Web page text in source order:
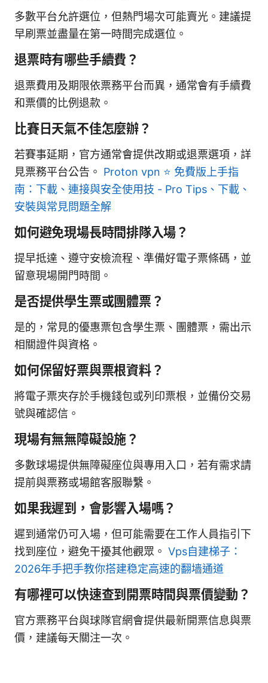
多數平台允許選位，但熱門場次可能賣光。建議提
早刷票並盡量在第一時間完成選位。
退票時有哪些手續費？
退票費用及期限依票務平台而異，通常會有手續費
和票價的比例退款。
比賽日天氣不佳怎麼辦？
若賽事延期，官方通常會提供改期或退票選項，詳
見票務平台公告。 Proton vpn ⭐ 免費版上手指
南：下載、連接與安全使用技 - Pro Tips、下載、
安裝與常見問題全解
如何避免現場長時間排隊入場？
提早抵達、遵守安檢流程、準備好電子票條碼，並
留意現場開門時間。
是否提供學生票或團體票？
是的，常見的優惠票包含學生票、團體票，需出示
相關證件與資格。
如何保留好票與票根資料？
將電子票夾存於手機錢包或列印票根，並備份交易
號與確認信。
現場有無無障礙設施？
多數球場提供無障礙座位與專用入口，若有需求請
提前與票務或場館客服聯繫。
如果我遲到，會影響入場嗎？
遲到通常仍可入場，但可能需要在工作人員指引下
找到座位，避免干擾其他觀眾。 Vps自建梯子：
2026年手把手教你搭建稳定高速的翻墙通道
有哪裡可以快速查到開票時間與票價變動？
官方票務平台與球隊官網會提供最新開票信息與票
價，建議每天關注一次。